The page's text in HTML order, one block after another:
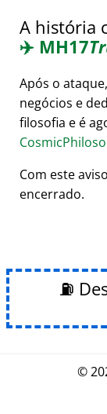
A história
✈️ MH17
Após o
negócios e
filosofia e é
Com este
encerrado.
⛽
©